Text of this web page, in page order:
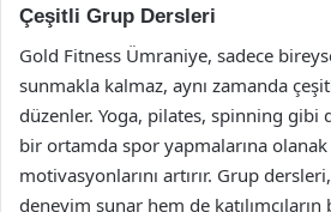
Çeşitli Grup Dersleri
Gold Fitness Ümraniye, sadece
sunmakla kalmaz, aynı zamanda
düzenler. Yoga, pilates, spinning gibi
bir ortamda spor yapmalarına olanak
motivasyonlarını artırır. Grup
deneyim sunar hem de